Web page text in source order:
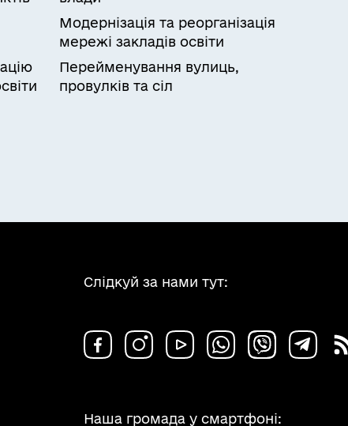
Модернізація та реорганізація
мережі закладів освіти
Перейменування вулиць,
провулків та сіл
Слідкуй за нами тут:
Наша громада у смартфоні: